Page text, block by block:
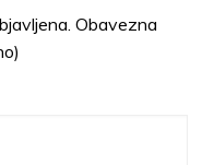
Obavezna